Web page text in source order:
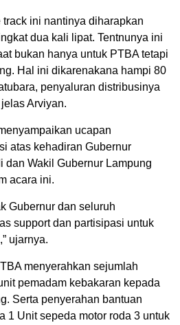
ini nantinya diharapkan
dua kali lipat. Tentnunya ini
bukan hanya untuk PTBA tetapi
Hal ini dikarenakana hampi 80
penyaluran distribusinya
Arviyan.
ucapan
atas kehadiran Gubernur
dan Wakil Gubernur Lampung
acara ini.
Gubernur dan seluruh
support dan partisipasi untuk
ujarnya.
menyerahkan sejumlah
pemadam kebakaran kepada
Serta penyerahan bantuan
1 Unit sepeda motor roda 3 untuk